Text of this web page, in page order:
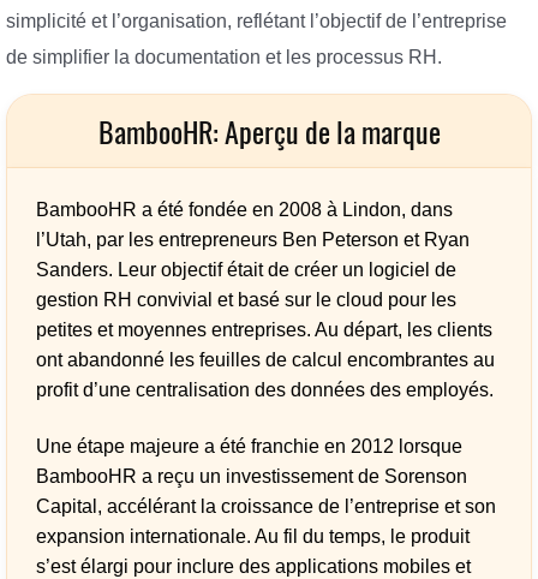
simplicité et l’organisation, reflétant l’objectif de l’entreprise
de simplifier la documentation et les processus RH.
BambooHR: Aperçu de la marque
BambooHR a été fondée en 2008 à Lindon, dans
l’Utah, par les entrepreneurs Ben Peterson et Ryan
Sanders. Leur objectif était de créer un logiciel de
gestion RH convivial et basé sur le cloud pour les
petites et moyennes entreprises. Au départ, les clients
ont abandonné les feuilles de calcul encombrantes au
profit d’une centralisation des données des employés.
Une étape majeure a été franchie en 2012 lorsque
BambooHR a reçu un investissement de Sorenson
Capital, accélérant la croissance de l’entreprise et son
expansion internationale. Au fil du temps, le produit
s’est élargi pour inclure des applications mobiles et